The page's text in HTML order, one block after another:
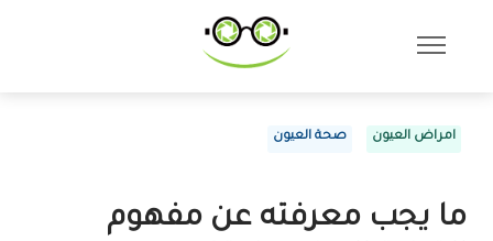
امراض العيون صحة العيون
ما يجب معرفته عن مفهوم